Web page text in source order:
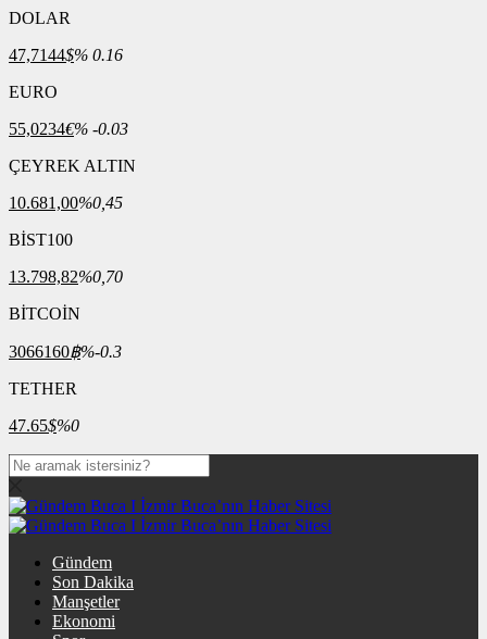
DOLAR
47,7144$% 0.16
EURO
55,0234€% -0.03
ÇEYREK ALTIN
10.681,00%0,45
BİST100
13.798,82%0,70
BİTCOİN
3066160฿%-0.3
TETHER
47.65$%0
Gündem
Son Dakika
Manşetler
Ekonomi